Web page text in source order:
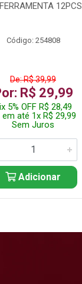
12PCS
Código: 254808
De: R$ 39,99
R$ 29,99
5% OFF R$ 28,49
até 1x R$ 29,99
Sem Juros
Adicionar